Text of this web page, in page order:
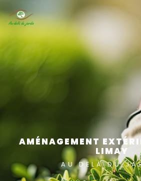
AMÉNAGEMENT
LIMAY
AU DELÀ DU
Panneau de gestion des cookies